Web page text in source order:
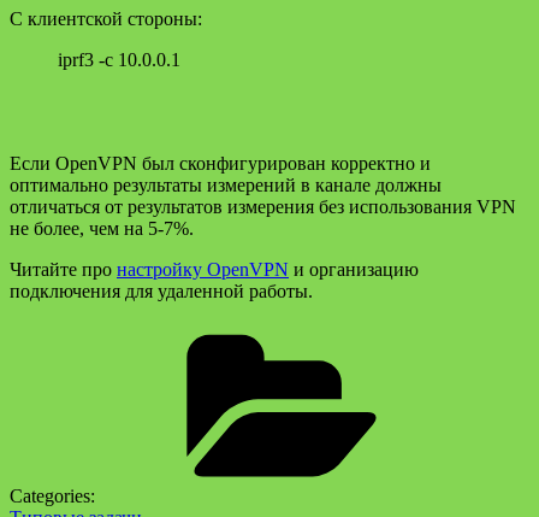
С клиентской стороны:
iprf3 -c 10.0.0.1
Если OpenVPN был сконфигурирован корректно и
оптимально результаты измерений в канале должны
отличаться от результатов измерения без использования VPN
не более, чем на 5-7%.
Читайте про настройку OpenVPN и организацию
подключения для удаленной работы.
Categories: